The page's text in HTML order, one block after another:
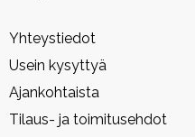
Yhteystiedot
Usein kysyttyä
Ajankohtaista
Tilaus- ja toimitusehdot